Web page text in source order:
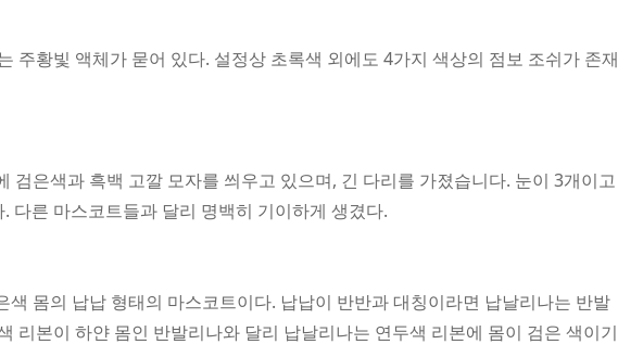
주황빛 액체가 묻어 있다. 설정상 초록색 외에도 4가지 색상의 점보 조쉬가 존재
검은색과 흑백 고깔 모자를 씌우고 있으며, 긴 다리를 가졌습니다. 눈이 3개이고
다른 마스코트들과 달리 명백히 기이하게 생겼다.
색 몸의 납납 형태의 마스코트이다. 납납이 반반과 대칭이라면 납날리나는 반발
리본이 하얀 몸인 반발리나와 달리 납날리나는 연두색 리본에 몸이 검은 색이기